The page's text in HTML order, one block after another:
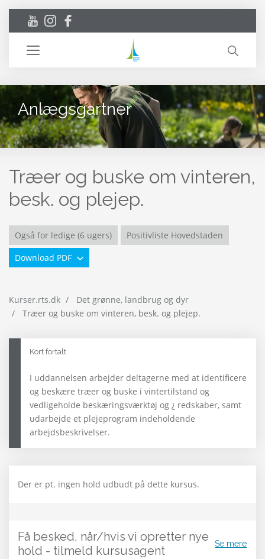
Toggle
Anlægsgartner
Træer og buske om vinteren,
besk. og plejep.
Også for ledige (6 ugers)
Positivliste Hovedstaden
Download PDF
Kurser.rts.dk
Det grønne, landbrug og dyr
Træer og buske om vinteren, besk. og plejep.
Kort fortalt
I uddannelsen arbejder deltagerne med at identificere
og beskære træer og buske i vintertilstand og
vedligeholde beskæringsværktøj og ¿ redskaber, samt
udarbejde et plejeprogram indeholdende
arbejdsbeskrivelser.
Der er pt. ingen hold udbudt på dette kursus.
Få besked, når/hvis vi opretter nye
hold - tilmeld kursusagent
Se mere